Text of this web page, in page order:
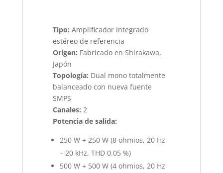
Tipo: Amplificador integrado
estéreo de referencia
Origen: Fabricado en Shirakawa,
Japón
Topología: Dual mono totalmente
balanceado con nueva fuente
SMPS
Canales: 2
Potencia de salida:
250 W + 250 W (8 ohmios, 20 Hz
– 20 kHz, THD 0.05 %)
500 W + 500 W (4 ohmios, 20 Hz